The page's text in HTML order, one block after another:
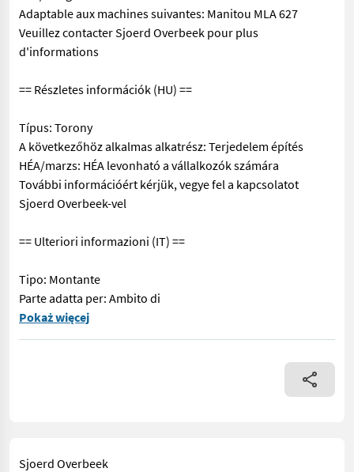
Adaptable aux machines suivantes: Manitou MLA 627
Veuillez contacter Sjoerd Overbeek pour plus
d'informations
== Részletes információk (HU) ==
Típus: Torony
A következőhöz alkalmas alkatrész: Terjedelem építés
HÉA/marzs: HÉA levonható a vállalkozók számára
További információért kérjük, vegye fel a kapcsolatot
Sjoerd Overbeek-vel
== Ulteriori informazioni (IT) ==
Tipo: Montante
Parte adatta per: Ambito di
== Více podrobnosti (CZ) == Typ: Stožár Díl vhodný pro:
Pokaż więcej
Sjoerd Overbeek